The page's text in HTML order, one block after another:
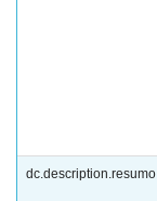
dc.description.resumo